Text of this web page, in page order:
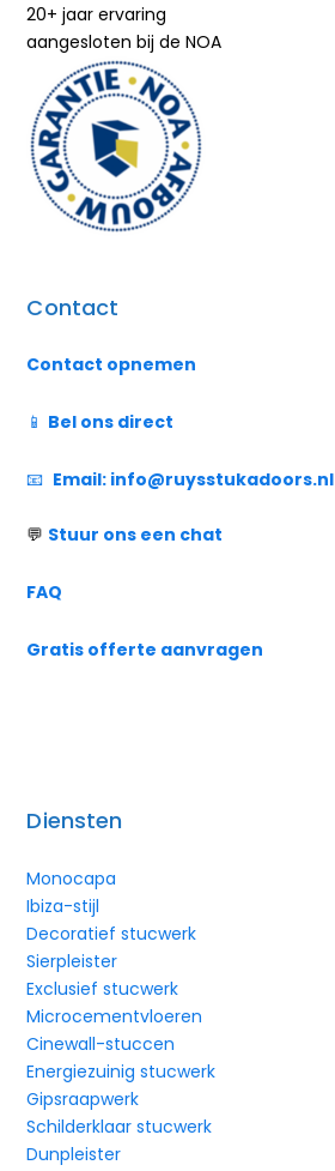
20+ jaar ervaring
aangesloten bij de NOA
Contact
Contact opnemen
📱 Bel ons direct
📧 Email: info@ruysstukadoors.nl
💬 Stuur ons een chat
FAQ
Gratis offerte aanvragen
Diensten
Monocapa
Ibiza-stijl
Decoratief stucwerk
Sierpleister
Exclusief stucwerk
Microcementvloeren
Cinewall-stuccen
Energiezuinig stucwerk
Gipsraapwerk
Schilderklaar stucwerk
Dunpleister